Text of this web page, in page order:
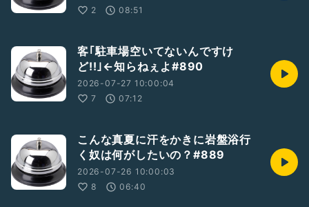
2
08:51
客｢駐車場空いてないんですけ
ど!!｣←知らねぇよ#890
2026-07-27 10:00:04
7
07:12
こんな真夏に汗をかきに岩盤浴行
く奴は何がしたいの？#889
2026-07-26 10:00:03
8
06:40